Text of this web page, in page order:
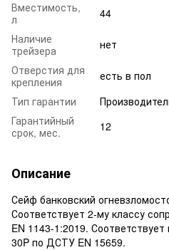
Вместимость,
л
44
Наличие
трейзера
нет
Отверстия для
крепления
есть в пол
Тип гарантии
Гарантийный
срок, мес.
12
Описание
Сейф банковский
Соответствует 2-му классу
EN 1143-1:2019.
30P по ДСТУ EN 15659.